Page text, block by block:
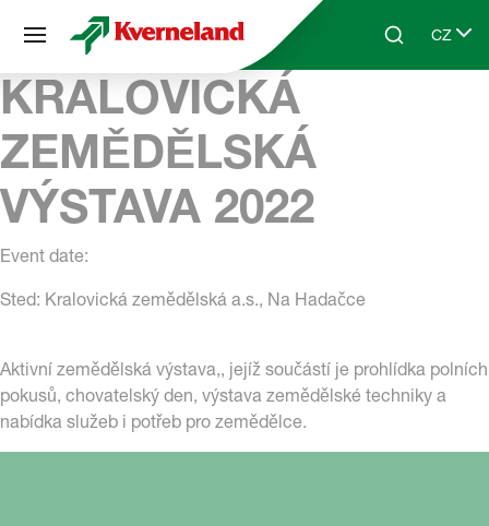
Skip to main contentSearchCZ
Select
KRALOVICKÁ
ZEMĚDĚLSKÁ
VÝSTAVA 2022
Event date:
Sted: Kralovická zemědělská a.s., Na Hadačce
Aktivní zemědělská výstava,, jejíž součástí je prohlídka polních
pokusů, chovatelský den, výstava zemědělské techniky a
nabídka služeb i potřeb pro zemědělce.
Panel pro správu cookies